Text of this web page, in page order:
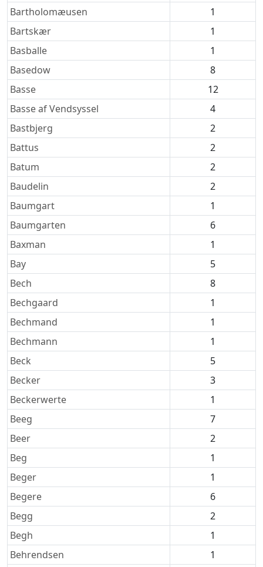
Bartholomæusen
1
Bartskær
1
Basballe
1
Basedow
8
Basse
12
Basse af Vendsyssel
4
Bastbjerg
2
Battus
2
Batum
2
Baudelin
2
Baumgart
1
Baumgarten
6
Baxman
1
Bay
5
Bech
8
Bechgaard
1
Bechmand
1
Bechmann
1
Beck
5
Becker
3
Beckerwerte
1
Beeg
7
Beer
2
Beg
1
Beger
1
Begere
6
Begg
2
Begh
1
Behrendsen
1